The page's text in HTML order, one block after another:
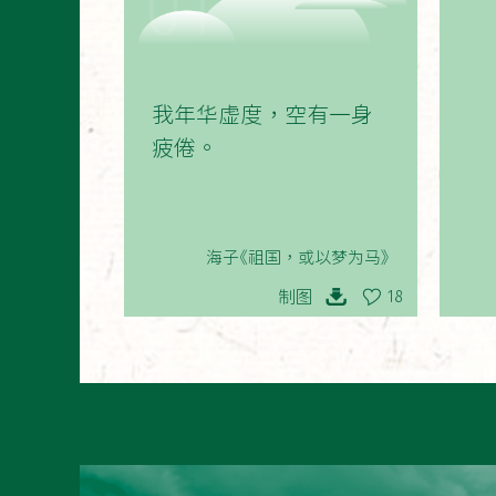
我年华虚度，空有一身
疲倦。
海子《祖国，或以梦为马》
制图 18